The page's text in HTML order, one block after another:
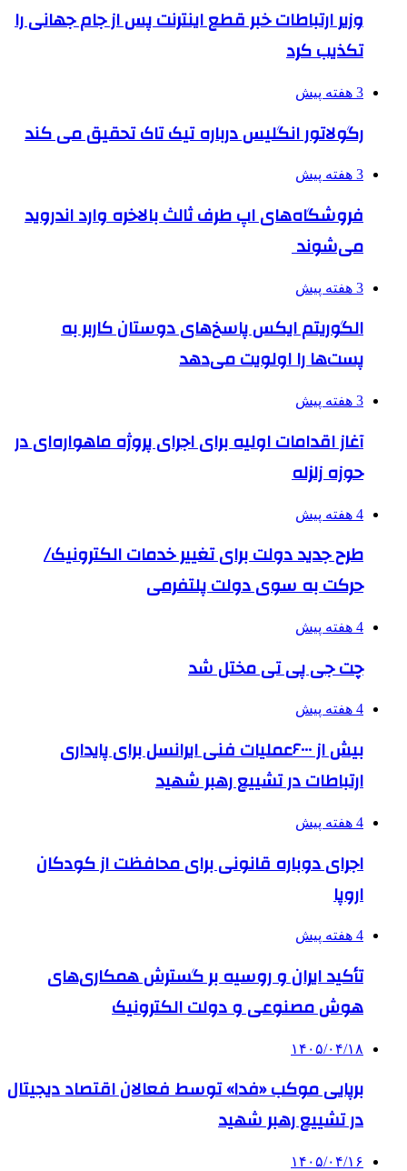
وزیر ارتباطات خبر قطع اینترنت پس از جام جهانی را
تکذیب کرد
3 هفته پیش
رگولاتور انگلیس درباره تیک تاک تحقیق می کند
3 هفته پیش
فروشگاه‌های اپ طرف ثالث بالاخره وارد اندروید
می‌شوند
3 هفته پیش
الگوریتم ایکس پاسخ‌های دوستان کاربر به
پست‌ها را اولویت می‌دهد
3 هفته پیش
آغاز اقدامات اولیه برای اجرای پروژه ماهواره‌ای در
حوزه زلزله
4 هفته پیش
طرح جدید دولت برای تغییر خدمات الکترونیک/
حرکت به سوی دولت پلتفرمی
4 هفته پیش
چت جی پی تی مختل شد
4 هفته پیش
بیش از ۶۰۰۰عملیات فنی ایرانسل برای پایداری
ارتباطات در تشییع رهبر شهید
4 هفته پیش
اجرای دوباره قانونی برای محافظت از کودکان
اروپا
4 هفته پیش
تأکید ایران و روسیه بر گسترش همکاری‌های
هوش مصنوعی و دولت الکترونیک
۱۴۰۵/۰۴/۱۸
برپایی موکب «فدا» توسط فعالان اقتصاد دیجیتال
در تشییع رهبر شهید
۱۴۰۵/۰۴/۱۶